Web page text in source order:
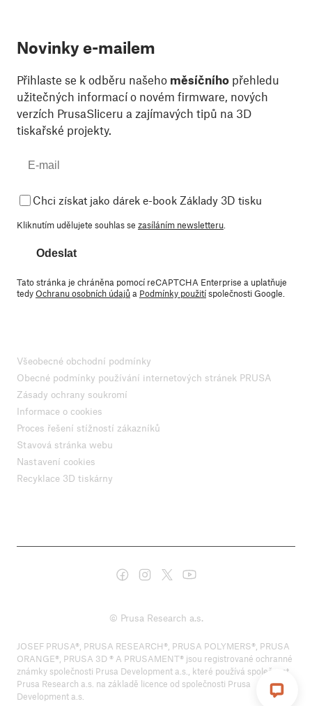
Novinky e-mailem
Přihlaste se k odběru našeho měsíčního přehledu
užitečných informací o novém firmware, nových
verzích PrusaSliceru a zajímavých tipů na 3D
tiskařské projekty.
Chci získat jako dárek e-book Základy 3D tisku
Kliknutím udělujete souhlas se zasíláním newsletteru
Odeslat
Tato stránka je chráněna pomocí reCAPTCHA Enterprise a uplatňuje
tedyOchranu osobních údajůa Podmínky použitíspolečnosti Google.
Všeobecné obchodní podmínky
Obecné podmínky používání internetových stránek PRUSA
Zásady ochrany soukromí
Informace o cookies
Proces řešení stížností zákazníků
Stavová stránka webu
Nastavení cookies
Recyklace 3D tiskárny
© Prusa Research a.s.
JOSEF PRUSA®, PRUSA RESEARCH®, PRUSA POLYMERS®, PRUSA
ORANGE®, PRUSA 3D ® A PRUSAMENT® jsou registrované ochranné
známky společnosti Prusa Development a.s., které používá společnost
Prusa Research a.s. na základě licence od společnosti Prusa
Development a.s.